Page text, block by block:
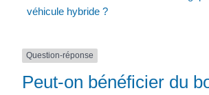
véhicule hybride ?
Question-réponse
Peut-on bénéficier du